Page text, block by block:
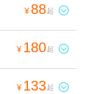
¥ 88起 
¥ 180起 
¥ 133起 